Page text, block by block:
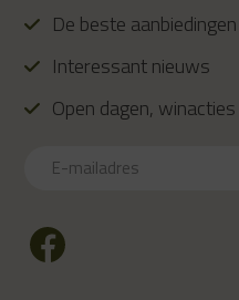
De beste aanbiedingen
Interessant nieuws
Open dagen,